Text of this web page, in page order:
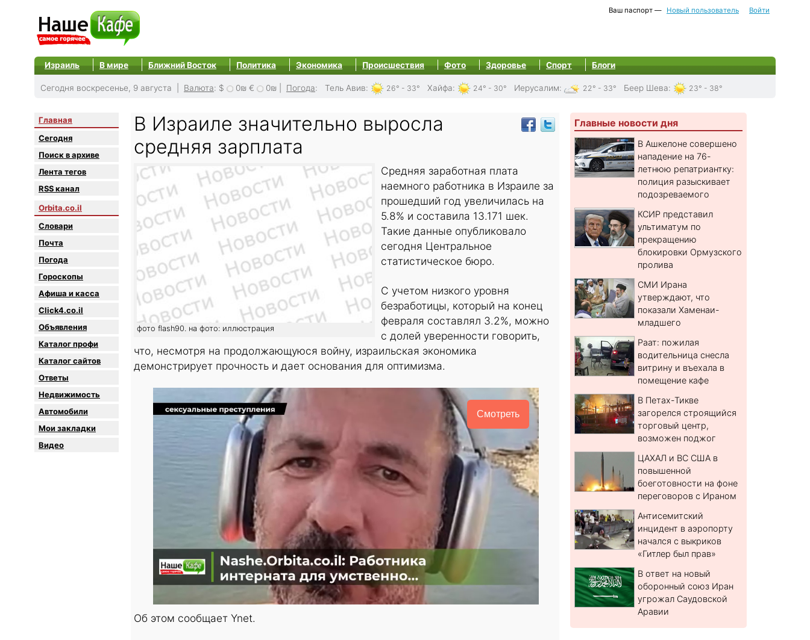
Ваш паспорт — Новый пользователь Войти
Израиль В мире Ближний Восток Политика Экономика Происшествия Фото Здоровье Спорт Блоги
Сегодня воскресенье, 9 августа | Валюта: $ 0₪ € 0₪ Погода: Тель Авив: 26° - 33° Хайфа: 24° - 30° Иерусалим: 22° - 33° Беер Шева: 23° - 38°
Главная
Сегодня
Поиск в архиве
Лента тегов
RSS канал
Orbita.co.il
Словари
Почта
Погода
Гороскопы
Афиша и касса
Click4.co.il
Объявления
Каталог профи
Каталог сайтов
Oтветы
Недвижимость
Автомобили
Мои закладки
Видео
В Израиле значительно выросла
средняя зарплата
фото flash90. на фото: иллюстрация
Средняя заработная плата
наемного работника в Израиле за
прошедший год увеличилась на
5.8% и составила 13.171 шек.
Такие данные опубликовало
сегодня Центральное
статистическое бюро.
С учетом низкого уровня
безработицы, который на конец
февраля составлял 3.2%, можно
с долей уверенности говорить,
что, несмотря на продолжающуюся войну, израильская экономика
демонстрирует прочность и дает основания для оптимизма.
Смотреть
Об этом сообщает Ynet.
Главные новости дня
В Ашкелоне совершено
нападение на 76-
летнюю репатриантку:
полиция разыскивает
подозреваемого
КСИР представил
ультиматум по
прекращению
блокировки Ормузского
пролива
СМИ Ирана
утверждают, что
показали Хаменаи-
младшего
Раат: пожилая
водительница снесла
витрину и въехала в
помещение кафе
В Петах-Тикве
загорелся строящийся
торговый центр,
возможен поджог
ЦАХАЛ и ВС США в
повышенной
боеготовности на фоне
переговоров с Ираном
Антисемитский
инцидент в аэропорту
начался с выкриков
«Гитлер был прав»
В ответ на новый
оборонный союз Иран
угрожал Саудовской
Аравии